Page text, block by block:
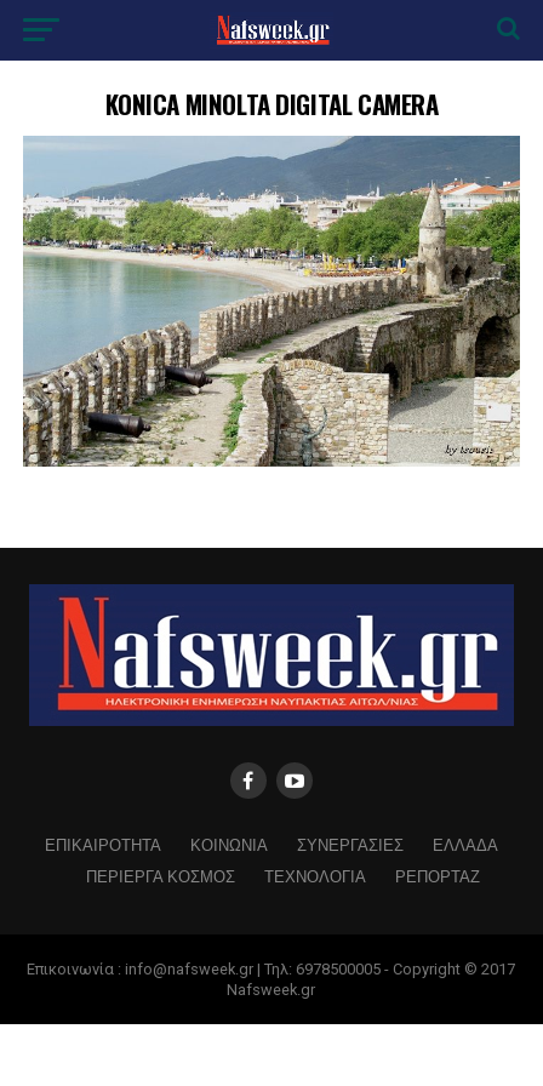
KONICA MINOLTA DIGITAL CAMERA
ΕΠΙΚΑΙΡΟΤΗΤΑ ΚΟΙΝΩΝΙΑ ΣΥΝΕΡΓΑΣΙΕΣ
ΕΛΛΑΔΑ
ΠΕΡΙΕΡΓΑ ΚΟΣΜΟΣ
ΤΕΧΝΟΛΟΓΙΑ ΡΕΠΟΡΤΑΖ
Επικοινωνία : info@nafsweek.gr | Τηλ: 6978500005 - Copyright © 2017
Nafsweek.gr